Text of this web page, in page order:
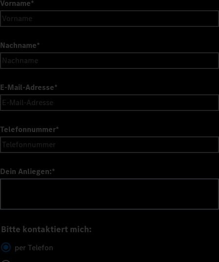
Vorname*
Nachname*
E-Mail-Adresse*
Telefonnummer*
Dein Anliegen:*
Bitte kontaktiert mich:
per Telefon